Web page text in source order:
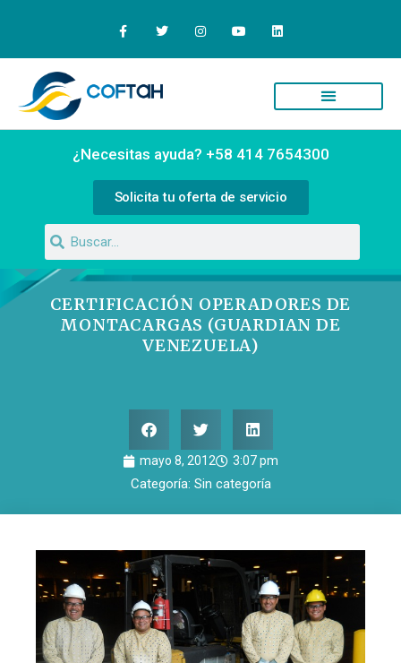
¿Necesitas ayuda? +58 414 7654300
Solicita tu oferta de servicio
CERTIFICACIÓN OPERADORES DE
MONTACARGAS (GUARDIAN DE
VENEZUELA)
mayo 8, 2012 3:07 pm
Categoría: Sin categoría